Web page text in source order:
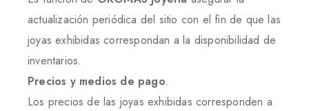
actualización periódica del sitio con el fin de que las
joyas exhibidas correspondan a la disponibilidad de
inventarios.
Precios y medios de pago.
Los precios de las joyas exhibidas corresponden a